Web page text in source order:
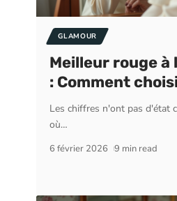
GLAMOUR
Meilleur rouge à
: Comment
Les chiffres n'ont pas d'état
où…
6 février 2026 9 min read